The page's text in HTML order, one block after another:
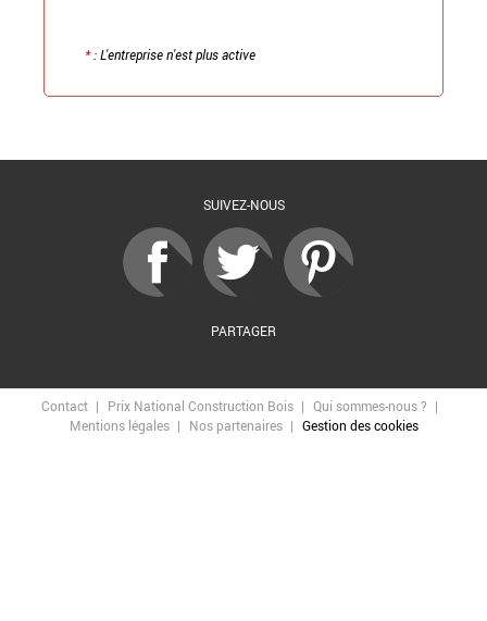
*: L'entreprise n'est plus active
SUIVEZ-NOUS
PARTAGER
Contact Prix National Construction Bois
Qui sommes-nous ?
Mentions légales
Nos partenaires Gestion des cookies